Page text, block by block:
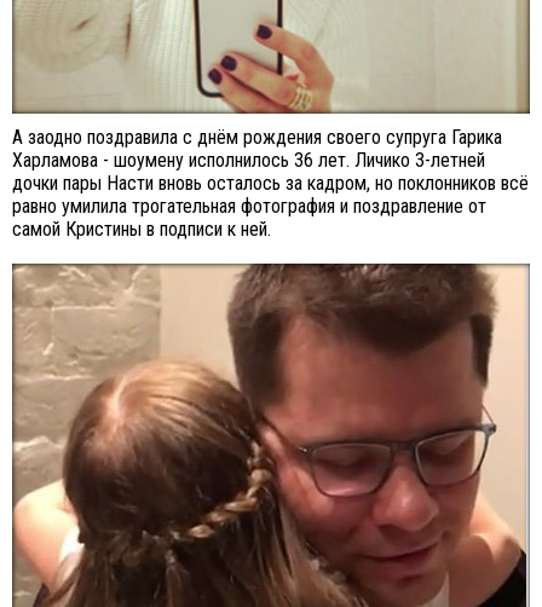
А заодно поздравила с днём рождения своего супруга Гарика
Харламова - шоумену исполнилось 36 лет. Личико 3-летней
дочки пары Насти вновь осталось за кадром, но поклонников всё
равно умилила трогательная фотография и поздравление от
самой Кристины в подписи к ней.